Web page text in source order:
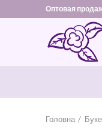
Оптовая
Головна